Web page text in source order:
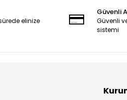
elinize
Güvenli
Güvenli
sistemi